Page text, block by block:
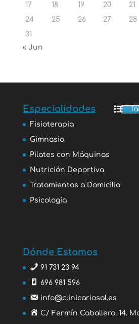
17
18 19 20 21
24
25 26 27 28
31
« Jun
Especialidades
Fisioterapia
Gimnasio
Pilates con Máquinas
Nutrición Deportiva
Tratamientos a Domicilio
Psicología
Dónde Estamos
91 731 23 94
696 981 596
info@clinicariosal.es
C/ Fermín Caballero, 14.